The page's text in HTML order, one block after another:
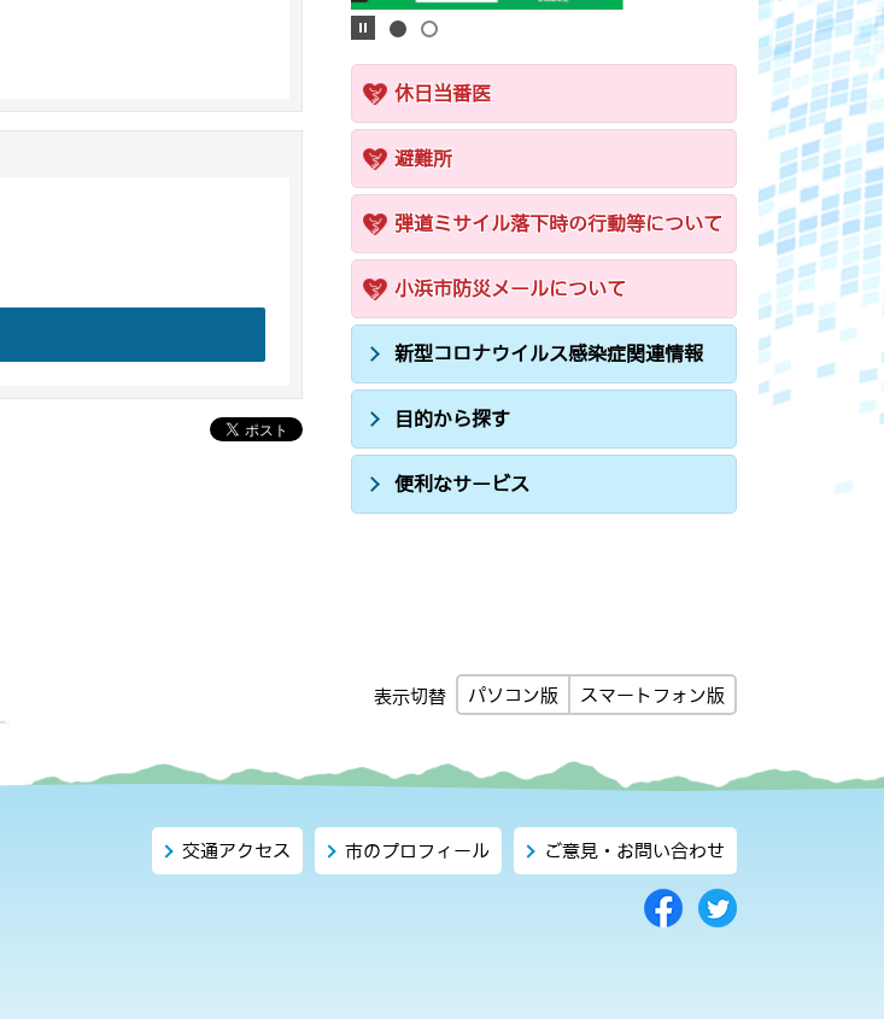
休日当番医
避難所
弾道ミサイル落下時の行動等について
小浜市防災メールについて
新型コロナウイルス感染症関連情報
目的から探す
便利なサービス
表示切替 パソコン版 スマートフォン版
交通アクセス 市のプロフィール ご意見・お問い合わせ